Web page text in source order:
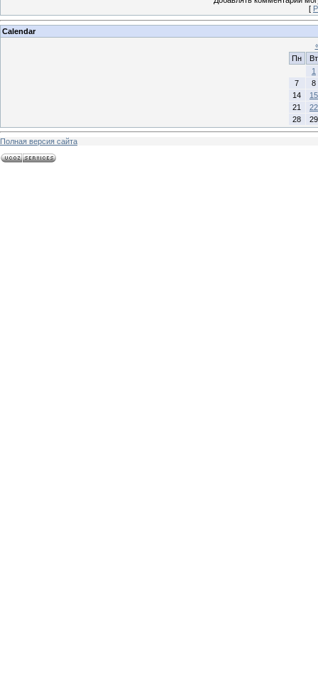
[
Calendar
Пн
Вт
1
7
8
14
15
21
22
28
29
Полная версия сайта